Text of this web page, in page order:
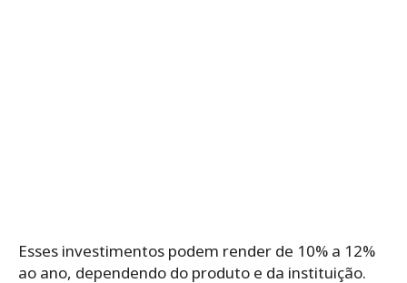
Esses investimentos podem render de 10% a 12%
ao ano, dependendo do produto e da instituição.